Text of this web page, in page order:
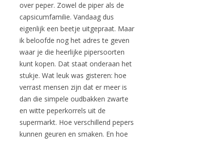
over peper. Zowel de piper als de
capsicumfamilie. Vandaag dus
eigenlijk een beetje uitgepraat. Maar
ik beloofde nog het adres te geven
waar je die heerlijke pipersoorten
kunt kopen. Dat staat onderaan het
stukje. Wat leuk was gisteren: hoe
verrast mensen zijn dat er meer is
dan die simpele oudbakken zwarte
en witte peperkorrels uit de
supermarkt. Hoe verschillend pepers
kunnen geuren en smaken. En hoe